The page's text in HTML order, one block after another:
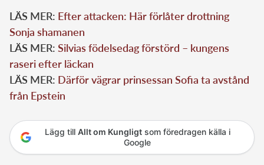
LÄS MER: Efter attacken: Här förlåter drottning
Sonja shamanen
LÄS MER: Silvias födelsedag förstörd – kungens
raseri efter läckan
LÄS MER: Därför vägrar prinsessan Sofia ta avstånd
från Epstein
Lägg till Allt om Kungligtsom föredragen källa i
Google